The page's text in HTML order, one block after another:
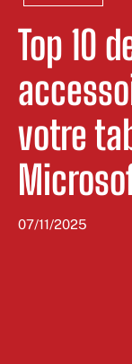
Top 10
votre
07/11/2025